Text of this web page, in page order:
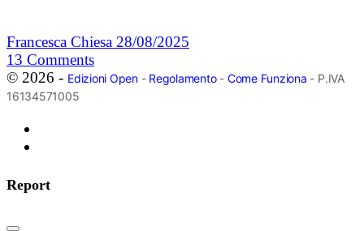
Francesca Chiesa 28/08/2025
13 Comments
© 2026 - Edizioni Open- Regolamento- Come Funziona - P.IVA
16134571005
Report